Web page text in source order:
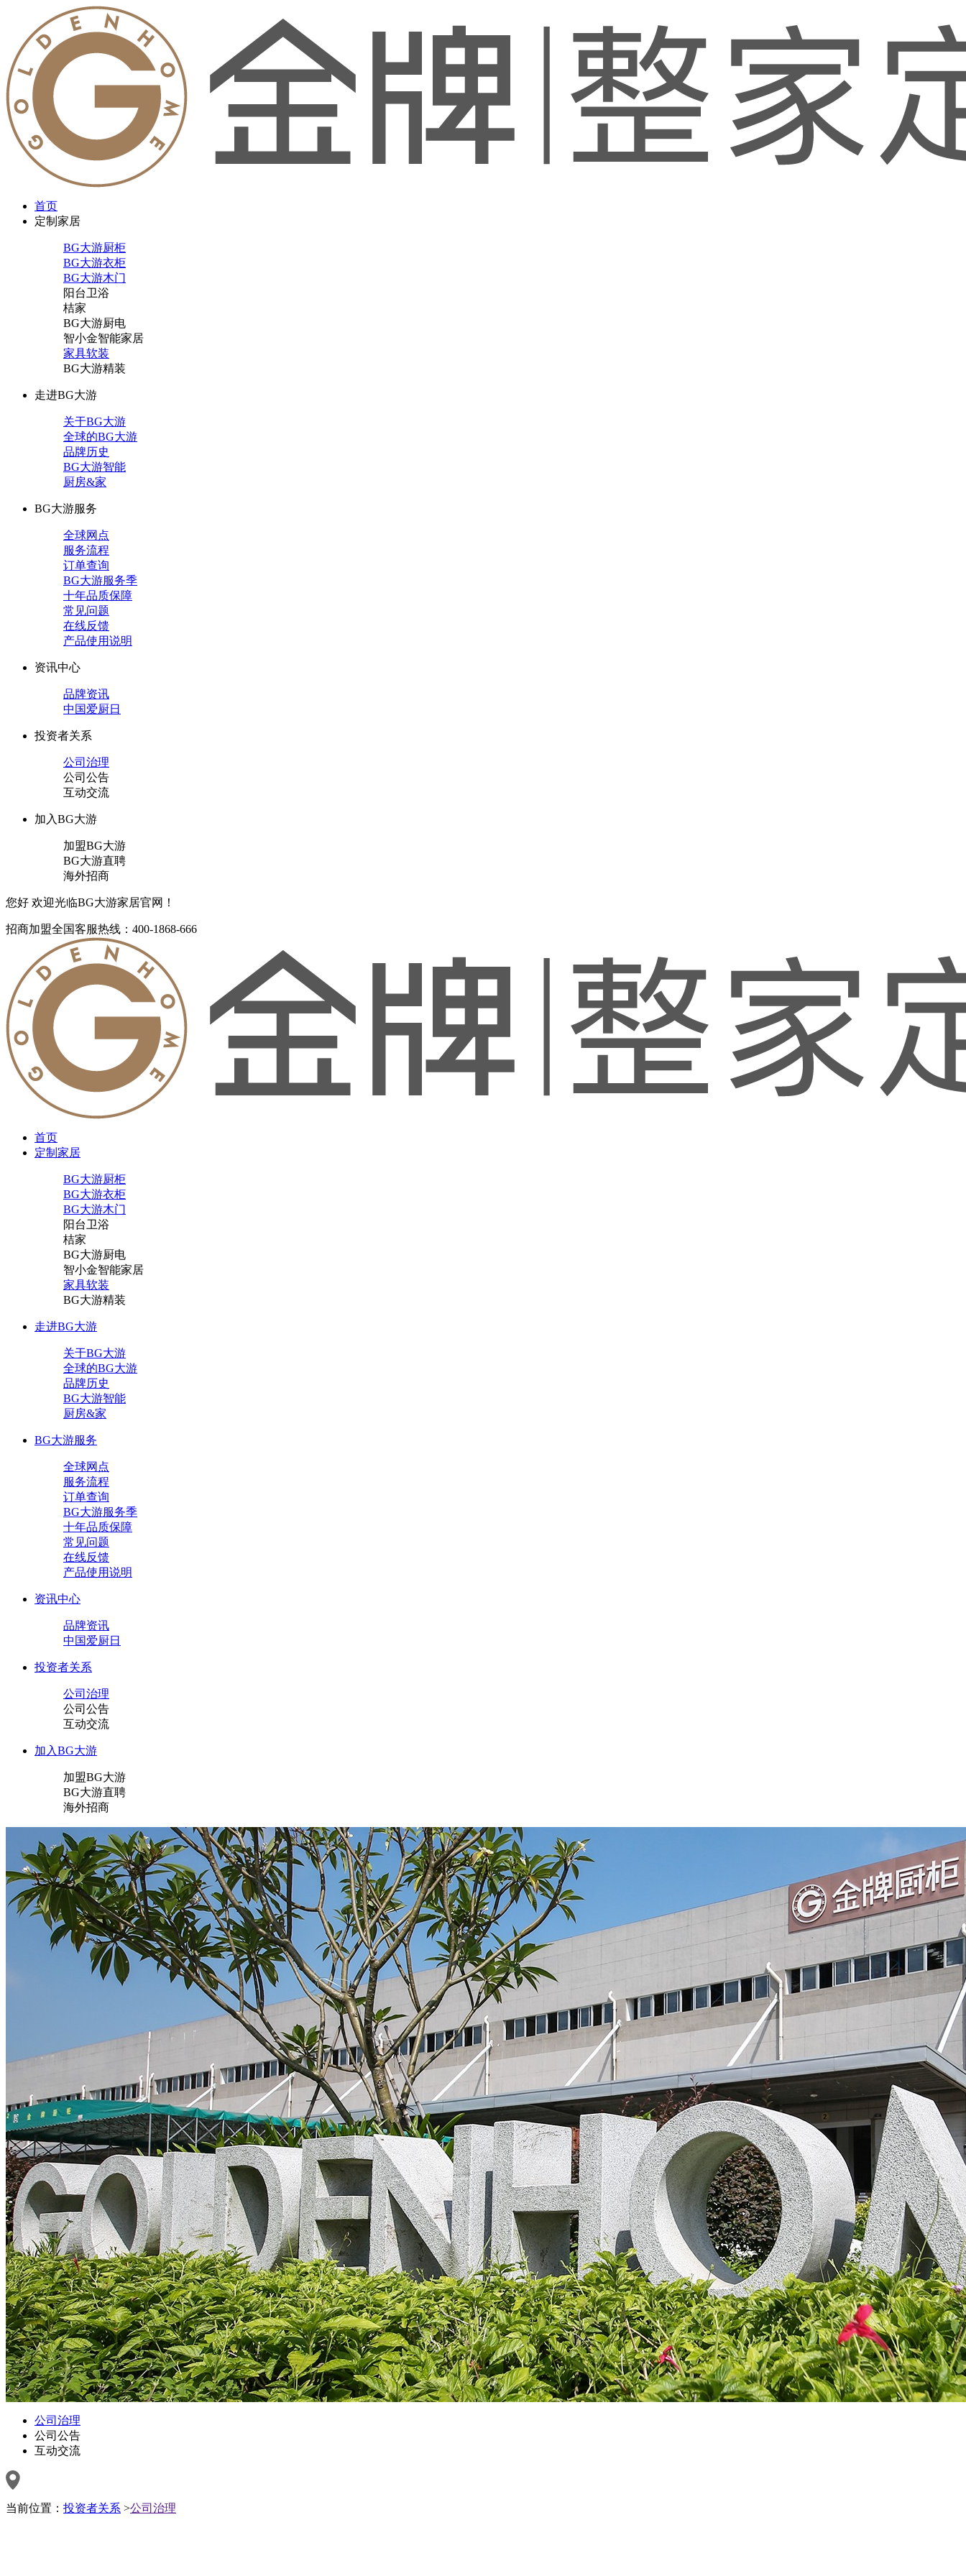
首页
定制家居
BG大游厨柜
BG大游衣柜
BG大游木门
阳台卫浴
桔家
BG大游厨电
智小金智能家居
家具软装
BG大游精装
走进BG大游
关于BG大游
全球的BG大游
品牌历史
BG大游智能
厨房&家
BG大游服务
全球网点
服务流程
订单查询
BG大游服务季
十年品质保障
常见问题
在线反馈
产品使用说明
资讯中心
品牌资讯
中国爱厨日
投资者关系
公司治理
公司公告
互动交流
加入BG大游
加盟BG大游
BG大游直聘
海外招商
您好 欢迎光临BG大游家居官网！
招商加盟全国客服热线：400-1868-666
首页
定制家居
BG大游厨柜
BG大游衣柜
BG大游木门
阳台卫浴
桔家
BG大游厨电
智小金智能家居
家具软装
BG大游精装
走进BG大游
关于BG大游
全球的BG大游
品牌历史
BG大游智能
厨房&家
BG大游服务
全球网点
服务流程
订单查询
BG大游服务季
十年品质保障
常见问题
在线反馈
产品使用说明
资讯中心
品牌资讯
中国爱厨日
投资者关系
公司治理
公司公告
互动交流
加入BG大游
加盟BG大游
BG大游直聘
海外招商
公司治理
公司公告
互动交流
当前位置： 投资者关系 >公司治理